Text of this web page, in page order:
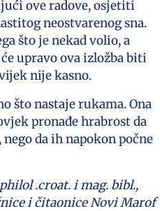
ove radove, osjetiti
neostvarenog sna.
što je nekad volio, a
upravo ova izložba biti
nije kasno.
što nastaje rukama. Ona
pronađe hrabrost da
da ih napokon počne
.croat. i mag. bibl.,
i čitaonice Novi Marof